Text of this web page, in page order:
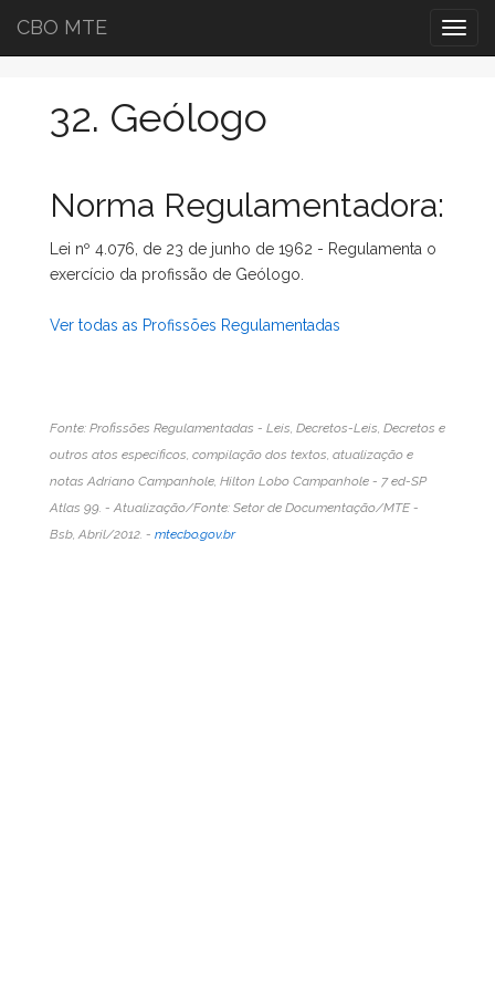
CBO MTE
32. Geólogo
Norma Regulamentadora:
Lei nº 4.076, de 23 de junho de 1962 - Regulamenta o
exercício da profissão de Geólogo.
Ver todas as Profissões Regulamentadas
Fonte: Profissões Regulamentadas - Leis, Decretos-Leis, Decretos e
outros atos específicos, compilação dos textos, atualização e
notas Adriano Campanhole, Hilton Lobo Campanhole - 7 ed-SP
Atlas 99. - Atualização/Fonte: Setor de Documentação/MTE -
Bsb, Abril/2012. - mtecbo.gov.br